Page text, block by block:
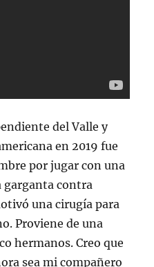
del Valle y
en 2019 fue
por jugar con una
garganta contra
una cirugía para
Proviene de una
hermanos. Creo que
sea mi compañero